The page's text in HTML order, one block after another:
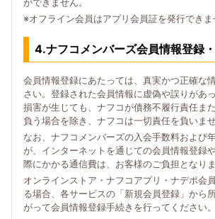
ができません。
※オフライン会員はアプリ会員証を発行できま
4.ナフコメンバーズ会員情報登録
会員情報登録にあたっては、真実かつ正確な
さい。登録された会員情報に虚偽や誤りがあ
損害が生じても、ナフコが債務不履行責任ま
負う場合を除き、ナフコは一切責任を負いませ
なお、ナフコメンバーズの入会手数料および
が、インターネットを通じての会員情報登録
際にかかる通信費は、お客様のご負担となりま
オンラインストア・ナフコアプリ・ナデポ会
る場合、各サービスの「新規会員登録」から
がって会員情報登録手続きを行ってください。